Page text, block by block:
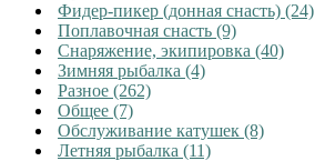
Фидер-пикер (донная снасть) (24)
Поплавочная снасть (9)
Снаряжение, экипировка (40)
Зимняя рыбалка (4)
Разное (262)
Общее (7)
Обслуживание катушек (8)
Летняя рыбалка (11)